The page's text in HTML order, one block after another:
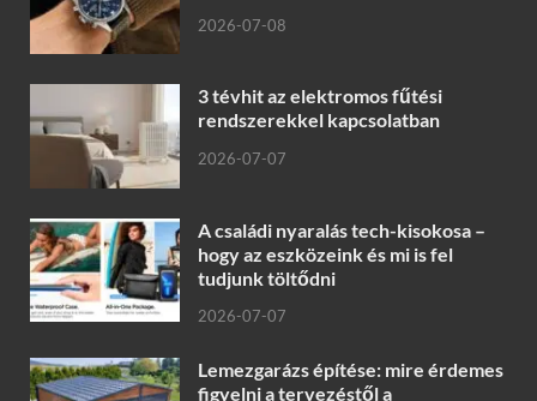
2026-07-08
3 tévhit az elektromos fűtési
rendszerekkel kapcsolatban
2026-07-07
A családi nyaralás tech-kisokosa –
hogy az eszközeink és mi is fel
tudjunk töltődni
2026-07-07
Lemezgarázs építése: mire érdemes
figyelni a tervezéstől a